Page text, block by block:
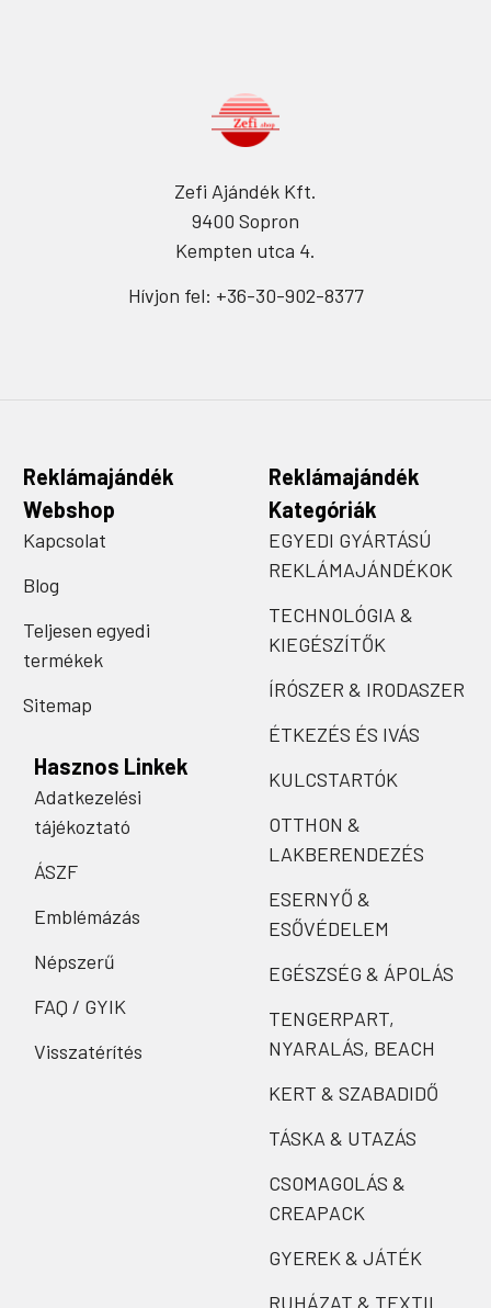
Zefi Ajándék Kft.
9400 Sopron
Kempten utca 4.
Hívjon fel: +36-30-902-8377
Reklámajándék
Webshop
Kapcsolat
Blog
Teljesen egyedi
termékek
Sitemap
Hasznos Linkek
Adatkezelési
tájékoztató
ÁSZF
Emblémázás
Népszerű
FAQ / GYIK
Visszatérítés
Reklámajándék
Kategóriák
EGYEDI GYÁRTÁSÚ
REKLÁMAJÁNDÉKOK
TECHNOLÓGIA &
KIEGÉSZÍTŐK
ÍRÓSZER & IRODASZER
ÉTKEZÉS ÉS IVÁS
KULCSTARTÓK
OTTHON &
LAKBERENDEZÉS
ESERNYŐ &
ESŐVÉDELEM
EGÉSZSÉG & ÁPOLÁS
TENGERPART,
NYARALÁS, BEACH
KERT & SZABADIDŐ
TÁSKA & UTAZÁS
CSOMAGOLÁS &
CREAPACK
GYEREK & JÁTÉK
RUHÁZAT & TEXTIL